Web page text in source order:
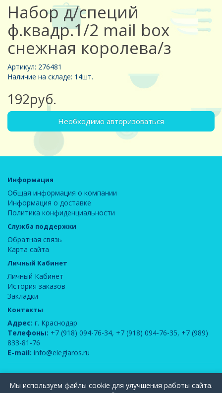
Набор д/специй
ф.квадр.1/2 mail box
снежная королева/з
Артикул: 276481
Наличие на складе: 14шт.
192руб.
Необходимо авторизоваться
Информация
Общая информация о компании
Информация о доставке
Политика конфиденциальности
Служба поддержки
Обратная связь
Карта сайта
Личный Кабинет
Личный Кабинет
История заказов
Закладки
Контакты
Адрес: г. Краснодар
Телефоны: +7 (918) 094-76-34, +7 (918) 094-76-35, +7 (989)
833-81-76
E-mail: info@elegiaros.ru
Вся информация, содержащаяся на данном сайте, является интеллектуальной
Мы используем файлы cookie для улучшения работы сайта.